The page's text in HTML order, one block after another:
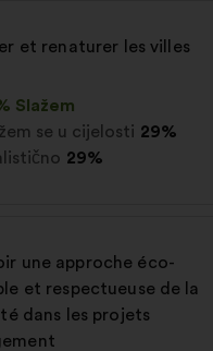
et renaturer les villes
Slažem
se u cijelosti 29%
29%
une approche éco-
et respectueuse de la
dans les projets